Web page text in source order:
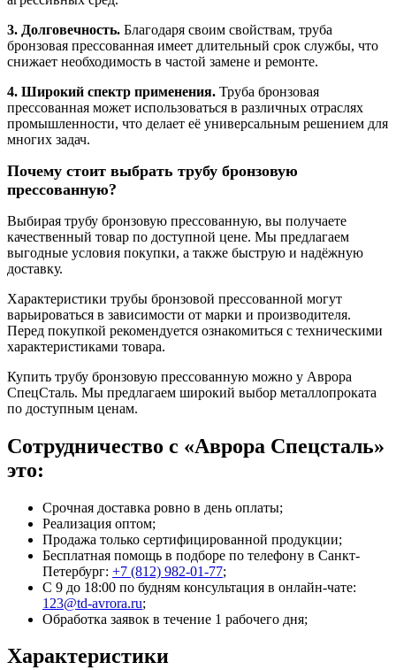
3. Долговечность. Благодаря своим свойствам, труба
бронзовая прессованная имеет длительный срок службы, что
снижает необходимость в частой замене и ремонте.
4. Широкий спектр применения. Труба бронзовая
прессованная может использоваться в различных отраслях
промышленности, что делает её универсальным решением для
многих задач.
Почему стоит выбрать трубу бронзовую
прессованную?
Выбирая трубу бронзовую прессованную, вы получаете
качественный товар по доступной цене. Мы предлагаем
выгодные условия покупки, а также быструю и надёжную
доставку.
Характеристики трубы бронзовой прессованной могут
варьироваться в зависимости от марки и производителя.
Перед покупкой рекомендуется ознакомиться с техническими
характеристиками товара.
Купить трубу бронзовую прессованную можно у Аврора
СпецСталь. Мы предлагаем широкий выбор металлопроката
по доступным ценам.
Сотрудничество с «Аврора Спецсталь»
это:
Срочная доставка ровно в день оплаты;
Реализация оптом;
Продажа только сертифицированной продукции;
Бесплатная помощь в подборе по телефону в Санкт-
Петербург: +7 (812) 982-01-77;
С 9 до 18:00 по будням консультация в онлайн-чате:
123@td-avrora.ru;
Обработка заявок в течение 1 рабочего дня;
Характеристики